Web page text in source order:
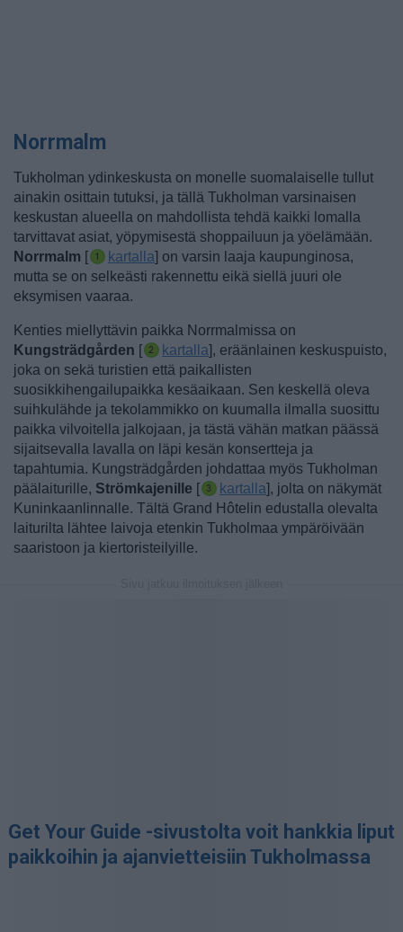
Norrmalm
Tukholman ydinkeskusta on monelle suomalaiselle tullut
ainakin osittain tutuksi, ja tällä Tukholman varsinaisen
keskustan alueella on mahdollista tehdä kaikki lomalla
tarvittavat asiat, yöpymisestä shoppailuun ja yöelämään.
Norrmalm [ kartalla] on varsin laaja kaupunginosa,
mutta se on selkeästi rakennettu eikä siellä juuri ole
eksymisen vaaraa.
Kenties miellyttävin paikka Norrmalmissa on
Kungsträdgården [ kartalla], eräänlainen keskuspuisto,
joka on sekä turistien että paikallisten
suosikkihengailupaikka kesäaikaan. Sen keskellä oleva
suihkulähde ja tekolammikko on kuumalla ilmalla suosittu
paikka vilvoitella jalkojaan, ja tästä vähän matkan päässä
sijaitsevalla lavalla on läpi kesän konsertteja ja
tapahtumia. Kungsträdgården johdattaa myös Tukholman
päälaiturille, Strömkajenille [ kartalla], jolta on näkymät
Kuninkaanlinnalle. Tältä Grand Hôtelin edustalla olevalta
laiturilta lähtee laivoja etenkin Tukholmaa ympäröivään
saaristoon ja kiertoristeilyille.
Get Your Guide -sivustolta voit hankkia liput
paikkoihin ja ajanvietteisiin Tukholmassa